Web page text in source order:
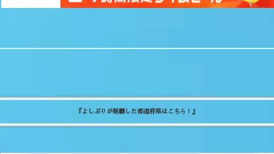
『よしぷりが制覇した都道府県はこちら！』